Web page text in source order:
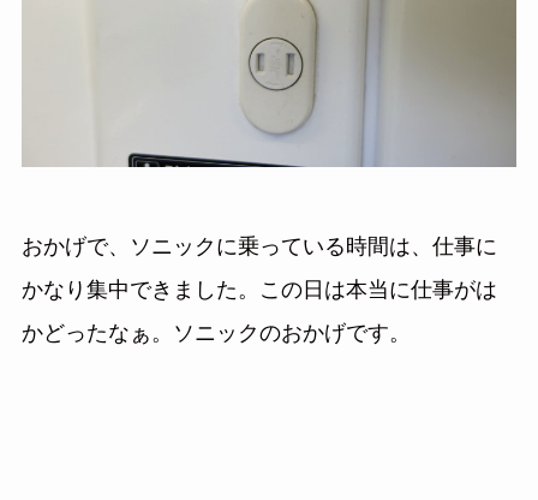
おかげで、ソニックに乗っている時間は、仕事に
かなり集中できました。この日は本当に仕事がは
かどったなぁ。ソニックのおかげです。